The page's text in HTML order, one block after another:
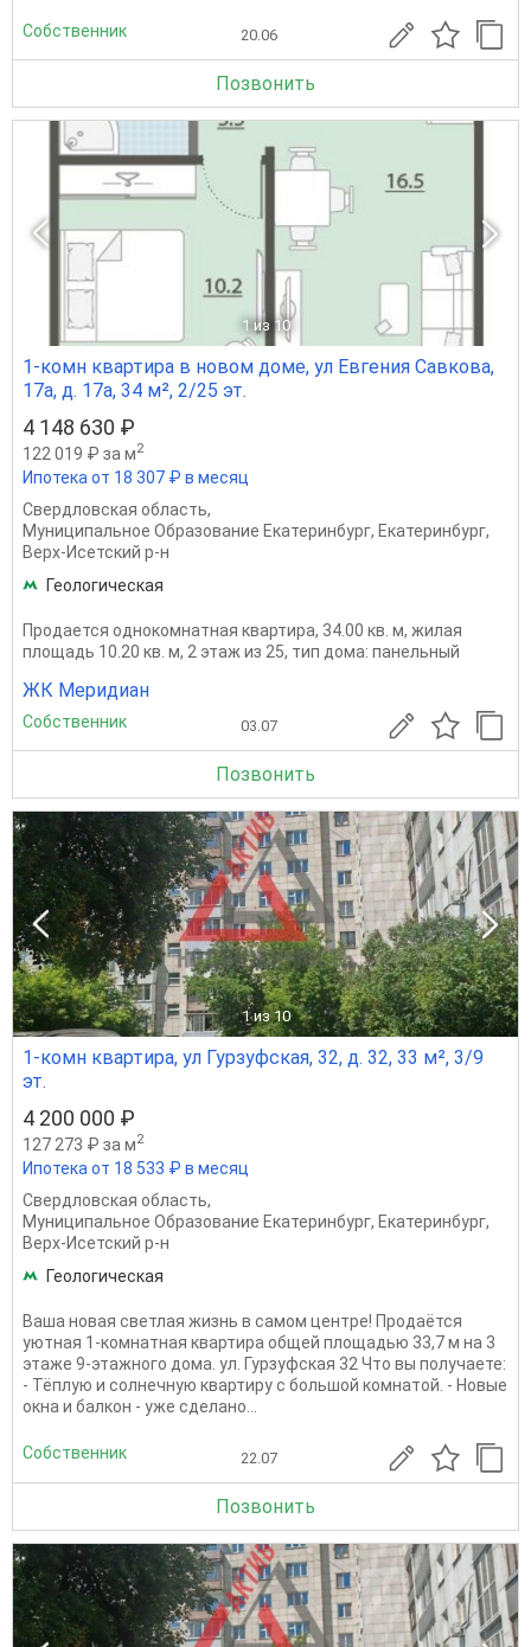
Собственник 20.06
Позвонить
1 из 10
1-комн квартира в новом доме, ул Евгения Савкова,
17а, д. 17а, 34 м², 2/25 эт.
4 148 630 ₽
122 019 ₽ за м2
Ипотека от 18 307 ₽ в месяц
Свердловская область,
Муниципальное Образование Екатеринбург, Екатеринбург,
Верх-Исетский р-н
Геологическая
Продается однокомнатная квартира, 34.00 кв. м, жилая
площадь 10.20 кв. м, 2 этаж из 25, тип дома: панельный
ЖК Меридиан
Собственник 03.07
Позвонить
1 из 10
1-комн квартира, ул Гурзуфская, 32, д. 32, 33 м², 3/9
эт.
4 200 000 ₽
127 273 ₽ за м2
Ипотека от 18 533 ₽ в месяц
Свердловская область,
Муниципальное Образование Екатеринбург, Екатеринбург,
Верх-Исетский р-н
Геологическая
Ваша новая светлая жизнь в самом центре! Продаётся
уютная 1-комнатная квартира общей площадью 33,7 м на 3
этаже 9-этажного дома. ул. Гурзуфская 32 Что вы получаете:
- Тёплую и солнечную квартиру с большой комнатой. - Новые
окна и балкон - уже сделано...
Собственник 22.07
Позвонить